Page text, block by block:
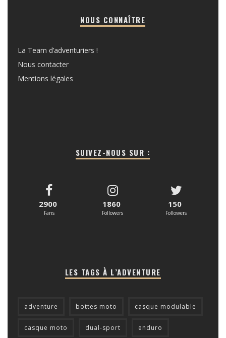
NOUS CONNAÎTRE
La Team d’adventuriers !
Nous contacter
Mentions légales
SUIVEZ-NOUS SUR :
2900
Fans
1860
Followers
150
Followers
LES TAGS À L’ADVENTURE
adventure bottes moto casque modulable
casque moto dual-sport enduro